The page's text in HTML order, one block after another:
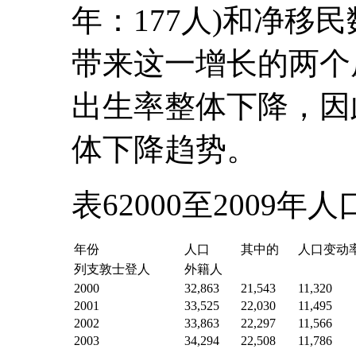
年：177人)和净移
带来这一增长的两
出生率整体下降，
体下降趋势。
表62000至2009年人
年份 人口 其中的
人口变动
列支敦士登人
外籍人
2000
32,863 21,543
11,320
2001
33,525 22,030
11,495
2002
33,863 22,297
11,566
2003
34,294 22,508
11,786